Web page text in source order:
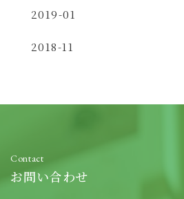
2019-01
2018-11
Contact
お問い合わせ